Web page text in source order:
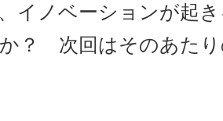
イノベーションが起
？ 次回はそのあた